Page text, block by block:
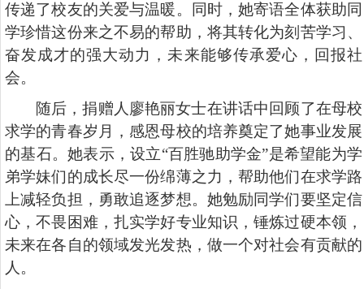
传递了校友的关爱与温暖。同时，她寄语全体获助同
学珍惜这份来之不易的帮助，将其转化为刻苦学习、
奋发成才的强大动力，未来能够传承爱心，回报社
会。
随后，捐赠人廖艳丽女士在讲话中 回顾了在母校
求学的青春岁月，感恩母校的培养奠定了她事业发展
的基石。她表示，设立“百胜驰助学金”是希望能为学
弟学妹们的成长尽一份绵薄之力，帮助他们在求学路
上减轻负担，勇敢追逐梦想。她勉励同学们要坚定信
心，不畏困难，扎实学好专业知识，锤炼过硬本领，
未来在各自的领域发光发热，做一个对社会有贡献的
人。